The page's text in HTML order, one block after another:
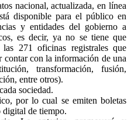
nacional, actualizada, en línea
disponible para el público en
y entidades del gobierno a
es decir, ya no se tiene que
271 oficinas registrales que
contar con la información de una
transformación, fusión,
entre otros).
sociedad.
por lo cual se emiten boletas
de tiempo.